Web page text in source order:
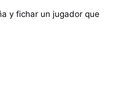
y fichar un jugador que